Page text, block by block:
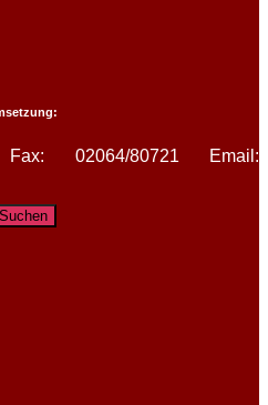
02064/80721 Email: